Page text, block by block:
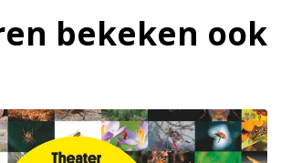
bekeken ook